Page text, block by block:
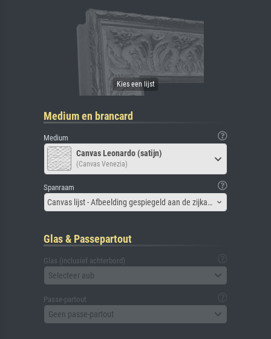
Medium en brancard
Medium
Canvas Leonardo (satijn)
(Canvas Venezia)
Spanraam
Canvas lijst - Afbeelding gespiegeld aan de zijkant
Glas & Passepartout
Glas (inclusief achterbord)
Selecteer aub
Passe-partout
Geen passe-partout